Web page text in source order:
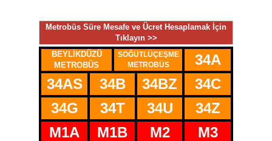
34
34A
34B
34BZ
34C
34T
34U
34Z
M1A
M1B M2
M3
34G
34AS
Metrobüs Süre Mesafe ve Ücret Hesaplamak İçin
Tıklayın >>
BEYLİKDÜZÜ
METROBÜS
SÖĞÜTLÜÇEŞME
METROBÜS